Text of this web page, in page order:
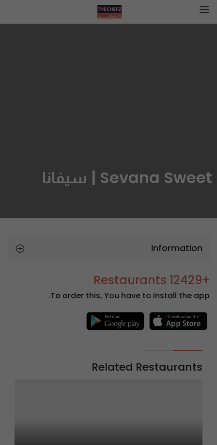
Sevana Sweet | سيفانا
Information
+12429 Restaurants
To order this, You have to install the app.
Related Restaurants